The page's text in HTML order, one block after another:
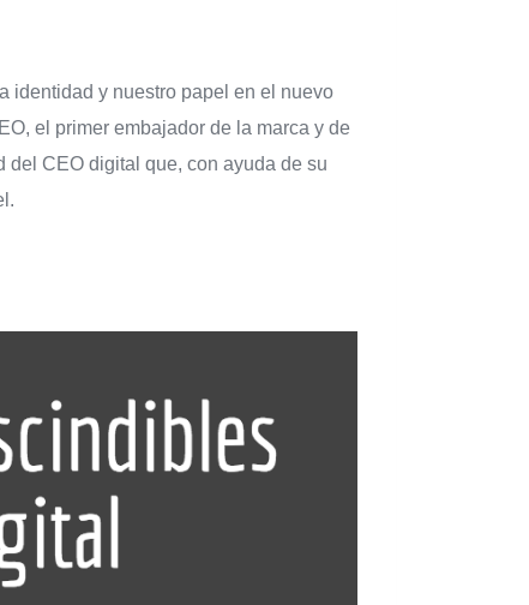
identidad y nuestro papel en el nuevo
el primer embajador de la marca y de
del CEO digital que, con ayuda de su